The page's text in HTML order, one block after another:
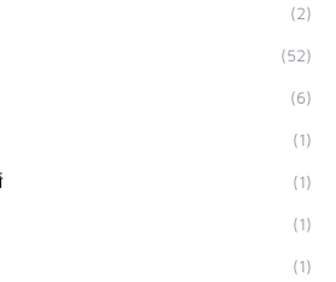
(2)
(52)
(6)
(1)
(1)
(1)
(1)